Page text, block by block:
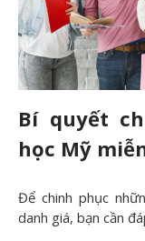
Bí quyết
học Mỹ
Để chinh phục
danh giá, bạn cần